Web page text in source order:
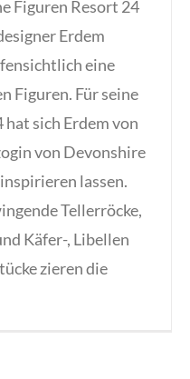
Figuren Resort 24
Erdem
eine
Figuren. Für seine
sich Erdem von
von Devonshire
lassen.
Tellerröcke,
Käfer-, Libellen
zieren die